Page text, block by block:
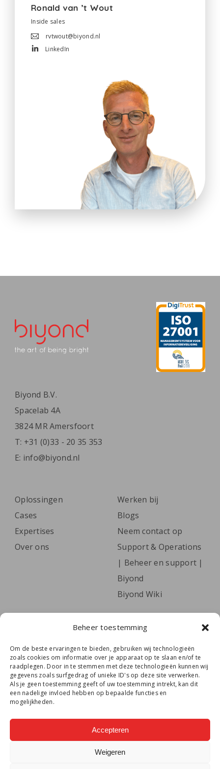
Beheer toestemming
Om de beste ervaringen te bieden, gebruiken wij technologieën
zoals cookies om informatie over je apparaat op te slaan en/of te
raadplegen. Door in te stemmen met deze technologieën kunnen wij
gegevens zoals surfgedrag of unieke ID's op deze site verwerken.
Als je geen toestemming geeft of uw toestemming intrekt, kan dit
een nadelige invloed hebben op bepaalde functies en
mogelijkheden.
Accepteren
Weigeren
Ronald van ’t Wout
Inside sales
rvtwout@biyond.nl
LinkedIn
Biyond B.V.
Spacelab 4A
3824 MR Amersfoort
T: +31 (0)33 - 20 35 353
E: info@biyond.nl
Oplossingen
Cases
Expertises
Over ons
Werken bij
Blogs
Neem contact op
Support & Operations
| Beheer en support |
Biyond
Biyond Wiki
Volg het laatste nieuws, leer onze collega’s
nieuwsbrief.Meld je hier aan.
E-
mailadres